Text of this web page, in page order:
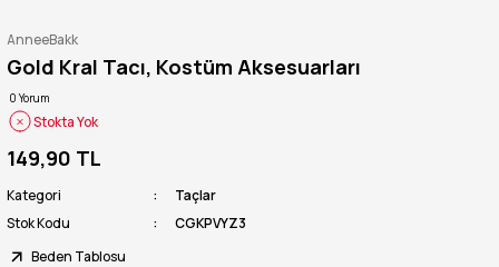
AnneeBakk
Gold Kral Tacı, Kostüm Aksesuarları
0 Yorum
Stokta Yok
149,90 TL
Kategori
Taçlar
Stok Kodu
CGKPVYZ3
Beden Tablosu